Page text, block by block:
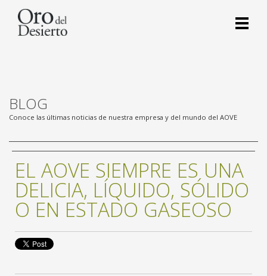
BLOG
Conoce las últimas noticias de nuestra empresa y del mundo del AOVE
EL AOVE SIEMPRE ES UNA
DELICIA, LÍQUIDO, SÓLIDO
O EN ESTADO GASEOSO